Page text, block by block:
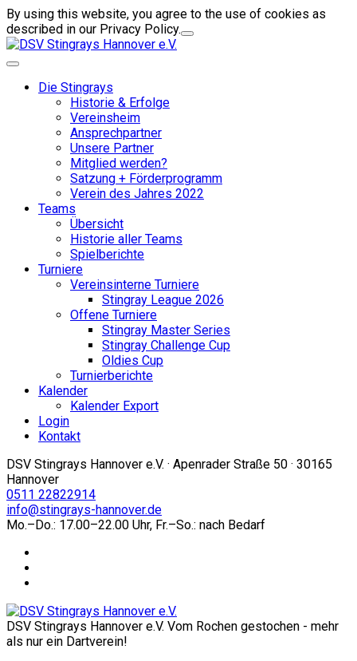
By using this website, you agree to the use of cookies as
described in our Privacy Policy.
Die Stingrays
Historie & Erfolge
Vereinsheim
Ansprechpartner
Unsere Partner
Mitglied werden?
Satzung + Förderprogramm
Verein des Jahres 2022
Teams
Übersicht
Historie aller Teams
Spielberichte
Turniere
Vereinsinterne Turniere
Stingray League 2026
Offene Turniere
Stingray Master Series
Stingray Challenge Cup
Oldies Cup
Turnierberichte
Kalender
Kalender Export
Login
Kontakt
DSV Stingrays Hannover e.V. · Apenrader Straße 50 · 30165
Hannover
0511 22822914
info@stingrays-hannover.de
Mo.–Do.: 17.00–22.00 Uhr, Fr.–So.: nach Bedarf
DSV Stingrays Hannover e.V. Vom Rochen gestochen - mehr
als nur ein Dartverein!